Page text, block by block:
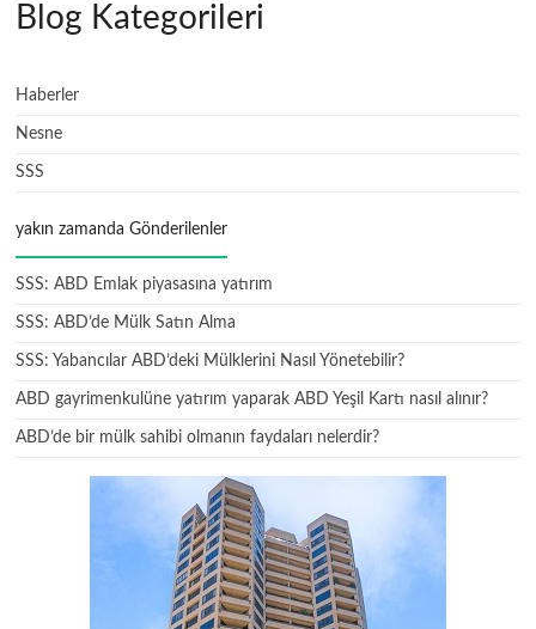
Blog Kategorileri
Haberler
Nesne
SSS
yakın zamanda Gönderilenler
SSS: ABD Emlak piyasasına yatırım
SSS: ABD’de Mülk Satın Alma
SSS: Yabancılar ABD’deki Mülklerini Nasıl Yönetebilir?
ABD gayrimenkulüne yatırım yaparak ABD Yeşil Kartı nasıl alınır?
ABD’de bir mülk sahibi olmanın faydaları nelerdir?